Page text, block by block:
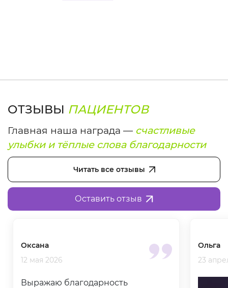
ОТЗЫВЫ ПАЦИЕНТОВ
Главная наша награда — счастливые
улыбки и тёплые слова благодарности
Читать все отзывы
Оставить отзыв
Оксана
12 мая 2026
Выражаю благодарность
Ольга
23